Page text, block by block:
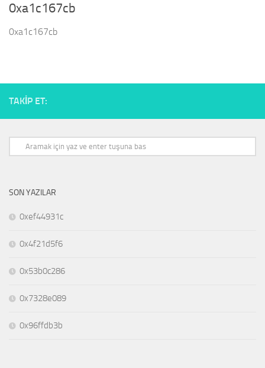
0xa1c167cb
0xa1c167cb
TAKIP ET:
SON YAZILAR
0xef44931c
0x4f21d5f6
0x53b0c286
0x7328e089
0x96ffdb3b